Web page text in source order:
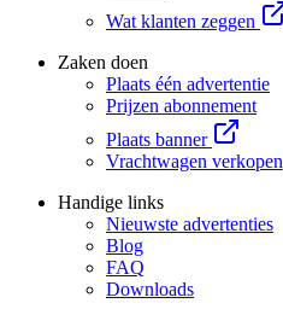
Wat klanten zeggen
Zaken doen
Plaats één advertentie
Prijzen abonnement
Plaats banner
Vrachtwagen verkopen
Handige links
Nieuwste advertenties
Blog
FAQ
Downloads